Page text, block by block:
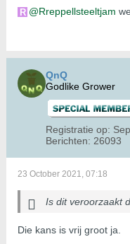
Rreppellsteeltjam
QnQ
Godlike Grower
Registratie op:
Berichten: 26093
23 October 2021, 07:18
Is dit veroorzaakt
Die kans is vrij groot ja.